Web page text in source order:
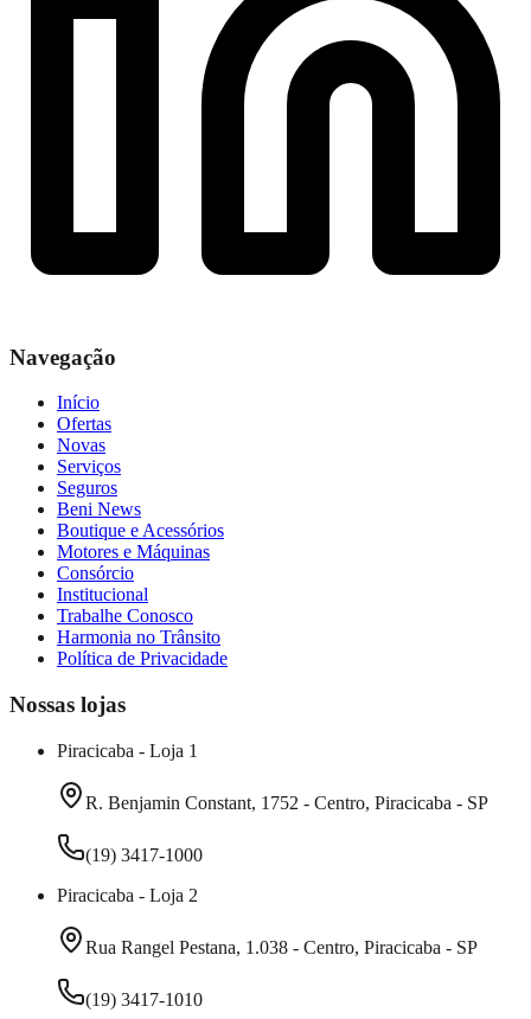
Navegação
Início
Ofertas
Novas
Serviços
Seguros
Beni News
Boutique e Acessórios
Motores e Máquinas
Consórcio
Institucional
Trabalhe Conosco
Harmonia no Trânsito
Política de Privacidade
Nossas lojas
Piracicaba - Loja 1
R. Benjamin Constant, 1752 - Centro, Piracicaba - SP
(19) 3417-1000
Piracicaba - Loja 2
Rua Rangel Pestana, 1.038 - Centro, Piracicaba - SP
(19) 3417-1010